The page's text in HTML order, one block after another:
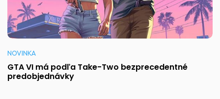
NOVINKA
GTA VI má podľa Take-Two bezprecedentné
predobjednávky